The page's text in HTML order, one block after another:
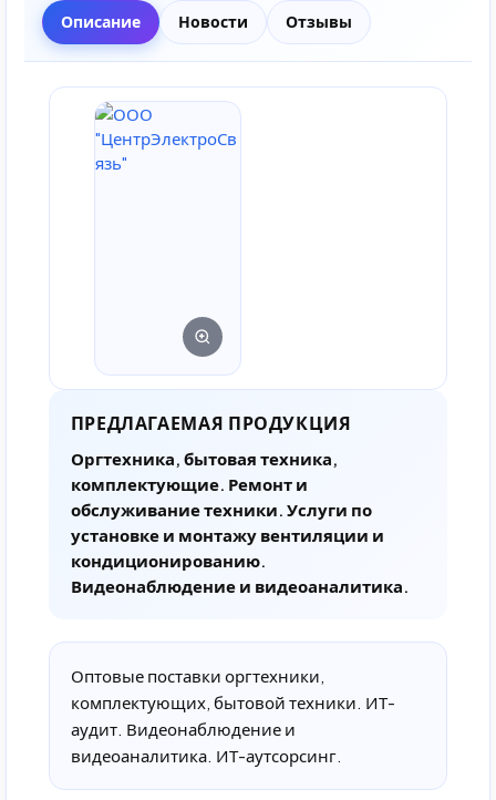
Описание Новости Отзывы
Оптовые поставки оргтехники,
комплектующих, бытовой техники. ИТ-
аудит. Видеонаблюдение и
видеоаналитика. ИТ-аутсорсинг.
ПРЕДЛАГАЕМАЯ ПРОДУКЦИЯ
Оргтехника, бытовая техника,
комплектующие. Ремонт и
обслуживание техники. Услуги по
установке и монтажу вентиляции и
кондиционированию.
Видеонаблюдение и видеоаналитика.